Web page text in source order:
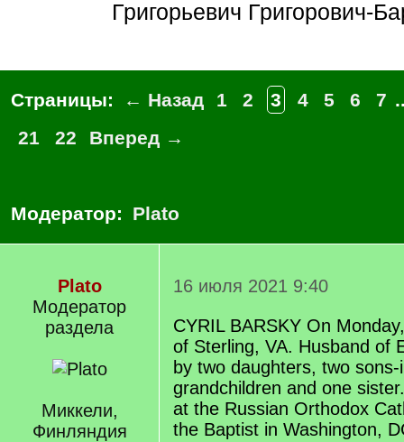
Григорьевич Григорович-
Страницы: ← Назад 1 2 3 4 5 6 7
21
22 Вперед →
Модератор: Plato
Plato
Модератор
раздела
Миккели,
Финляндия
16 июля 2021 9:40
CYRIL BARSKY On
of Sterling, VA. Husband of
by two daughters, two sons-
grandchildren and one
at the Russian Orthodox
the Baptist in Washington,